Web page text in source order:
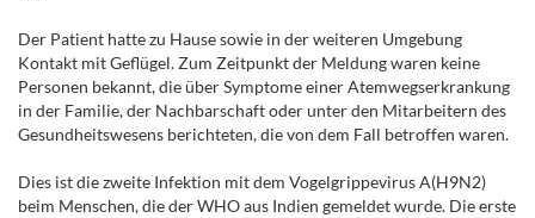
Der Patient hatte zu Hause sowie in der weiteren Umgebung
Kontakt mit Geflügel. Zum Zeitpunkt der Meldung waren keine
Personen bekannt, die über Symptome einer Atemwegserkrankung
in der Familie, der Nachbarschaft oder unter den Mitarbeitern des
Gesundheitswesens berichteten, die von dem Fall betroffen waren.
Dies ist die zweite Infektion mit dem Vogelgrippevirus A(H9N2)
beim Menschen, die der WHO aus Indien gemeldet wurde. Die erste